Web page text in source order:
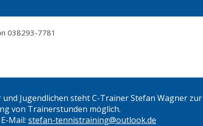
038293-7781
Jugendlichen steht C-Trainer Stefan Wagner zur
von Trainerstunden möglich.
Mail: stefan-tennistraining@outlook.de